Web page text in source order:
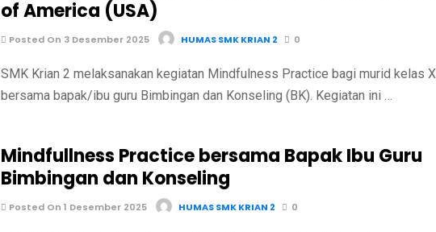
of America (USA)
Posted On 3 Desember 2025 HUMAS SMK KRIAN 2 0
SMK Krian 2 melaksanakan kegiatan Mindfulness Practice bagi murid kelas
bersama bapak/ibu guru Bimbingan dan Konseling (BK). Kegiatan ini …
Mindfullness Practice bersama Bapak Ibu Guru
Bimbingan dan Konseling
Posted On 1 Desember 2025 HUMAS SMK KRIAN 2 0